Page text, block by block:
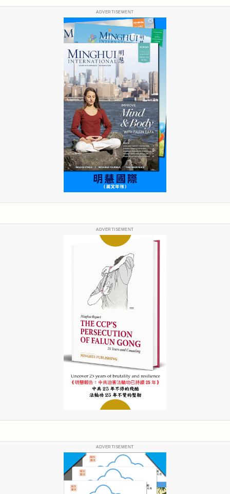
ADVERTISEMENT
ADVERTISEMENT
ADVERTISEMENT